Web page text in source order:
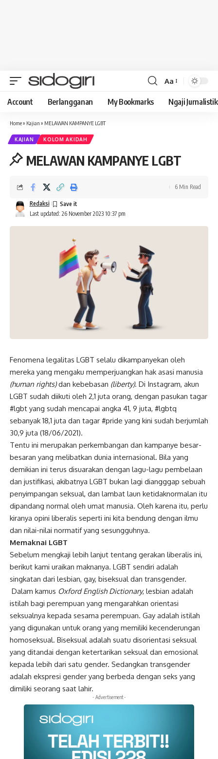
Font
Resizer
Aa
Account Berlangganan My Bookmarks Ngaji Jurnalistik
Home» Kajian » MELAWAN KAMPANYE LGBT
KAJIAN KOLOM AKIDAH
MELAWAN KAMPANYE LGBT
Last updated: 26 November 2023 10:37 pm
Redaksi
6 Min Read
Fenomena legalitas LGBT selalu dikampanyekan oleh
mereka yang mengaku memperjuangkan hak asasi manusia
(human rights)dan kebebasan (liberty). Di Instagram, akun
LGBT sudah diikuti oleh 2,1 juta orang, dengan pasukan tagar
#lgbt yang sudah mencapai angka 41, 9 juta, #lgbtq
sebanyak 18,1 juta dan tagar #pride yang kini sudah berjumlah
30,9 juta (18/06/2021).
Tentu ini merupakan perkembangan dan kampanye besar-
besaran yang melibatkan dunia internasional. Bila yang
demikian ini terus disuarakan dengan lagu-lagu pembelaan
dan justifikasi, akibatnya LGBT bukan lagi diangggap sebuah
penyimpangan seksual, dan lambat laun ketidaknormalan itu
dipandang normal oleh umat manusia. Oleh karena itu, perlu
kiranya opini liberalis seperti ini kita bendung dengan ilmu
dan nilai-nilai normatif yang sesungguhnya.
Memaknai LGBT
Sebelum mengkaji lebih lanjut tentang gerakan liberalis ini,
berikut kami uraikan maknanya. LGBT sendiri adalah
singkatan dari lesbian, gay, biseksual dan transgender.
Dalam kamus Oxford English Dictionary, lesbian adalah
istilah bagi perempuan yang mengarahkan orientasi
seksualnya kepada sesama perempuan. Gay adalah istilah
yang digunakan untuk orang yang memiliki kecenderungan
homoseksual. Biseksual adalah suatu disorientasi seksual
yang ditandai dengan ketertarikan seksual dan emosional
kepada lebih dari satu gender. Sedangkan transgender
adalah ekspresi gender yang berbeda dengan seks yang
dimiliki seorang saat lahir.
- Advertisement -